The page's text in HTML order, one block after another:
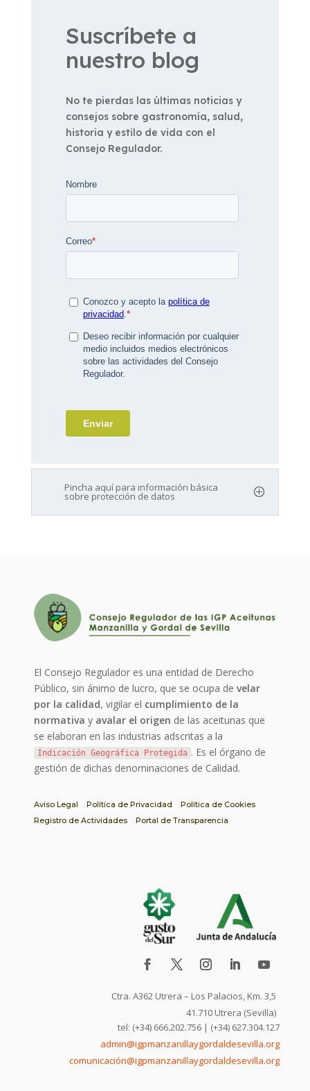
Suscríbete a
nuestro blog
No te pierdas las últimas noticias y
consejos sobre gastronomía, salud,
historia y estilo de vida con el
Consejo Regulador.
Pincha aquí para información básica
sobre protección de datos
El Consejo Regulador es una entidad de Derecho
Público, sin ánimo de lucro, que se ocupa develar
por la calidad, vigilar el cumplimiento de la
normativa y avalar el origen de las aceitunas que
se elaboran en las industrias adscritas a la
Indicación Geográfica Protegida . Es el órgano de
gestión de dichas denominaciones de Calidad.
Aviso Legal Política de Privacidad
Política de Cookies
Registro de Actividades
Portal de Transparencia
Ctra. A362 Utrera – Los Palacios, Km. 3,5
41.710 Utrera (Sevilla)
tel: (+34) 666.202.756 | (+34) 627.304.127
admin@igpmanzanillaygordaldesevilla.org
comunicación@igpmanzanillaygordaldesevilla.org